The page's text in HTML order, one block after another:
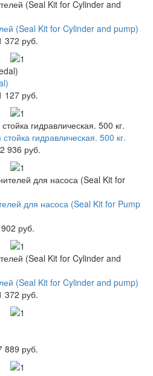
(Seal Kit for Cylinder and pump)
372 руб.
127 руб.
гидравлическая. 500 кг.
936 руб.
для насоса (Seal Kit for Pump
902 руб.
(Seal Kit for Cylinder and pump)
372 руб.
889 руб.